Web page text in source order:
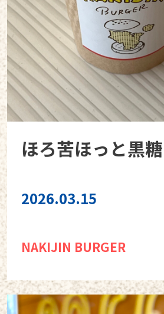
ほろ苦ほっと黒
2026.03.15
NAKIJIN BURGER